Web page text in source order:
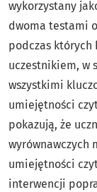
wykorzystany
dwoma testami
podczas których
uczestnikiem, w
wszystkimi
umiejętności
pokazują, że
wyrównawczych
umiejętności
interwencji